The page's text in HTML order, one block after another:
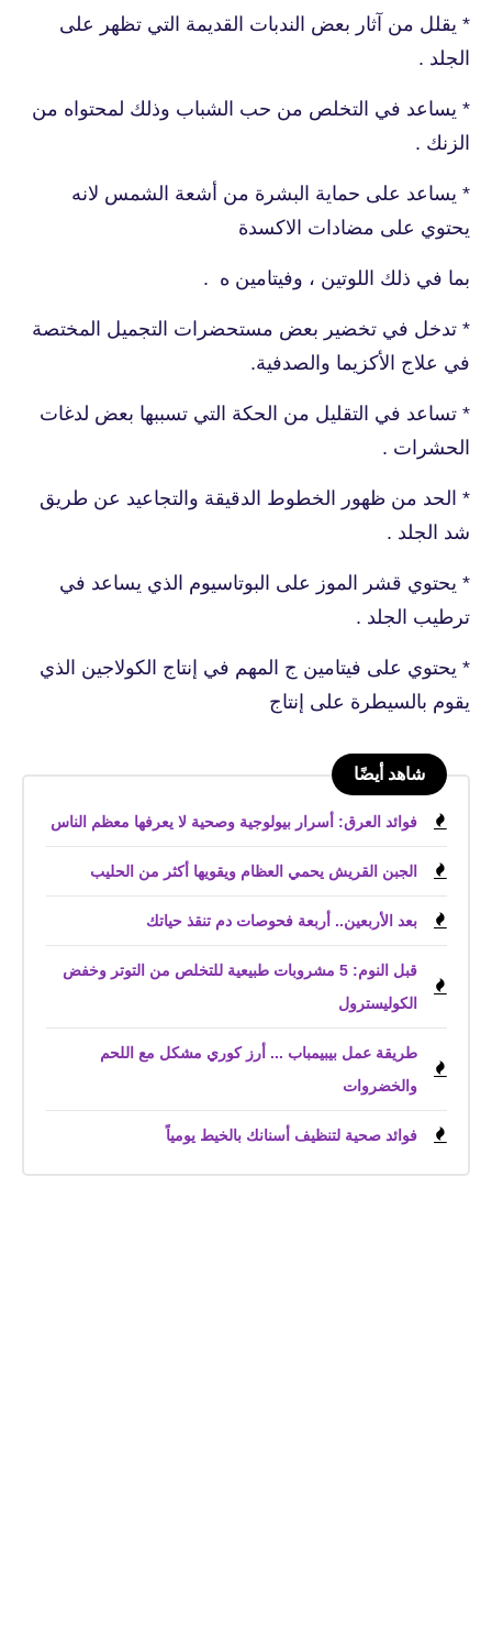
* يقلل من آثار بعض الندبات القديمة التي تظهر على
الجلد .
* يساعد في التخلص من حب الشباب وذلك لمحتواه من
الزنك .
* يساعد على حماية البشرة من أشعة الشمس لانه
يحتوي على مضادات الاكسدة
بما في ذلك اللوتين ، وفيتامين ه .
* تدخل في تخضير بعض مستحضرات التجميل المختصة
في علاج الأكزيما والصدفية.
* تساعد في التقليل من الحكة التي تسببها بعض لدغات
الحشرات .
* الحد من ظهور الخطوط الدقيقة والتجاعيد عن طريق
شد الجلد .
* يحتوي قشر الموز على البوتاسيوم الذي يساعد في
ترطيب الجلد .
* يحتوي على فيتامين ج المهم في إنتاج الكولاجين الذي
يقوم بالسيطرة على إنتاج
شاهد أيضًا
فوائد العرق: أسرار بيولوجية وصحية لا يعرفها معظم الناس
الجبن القريش يحمي العظام ويقويها أكثر من الحليب
بعد الأربعين.. أربعة فحوصات دم تنقذ حياتك
قبل النوم: 5 مشروبات طبيعية للتخلص من التوتر وخفض
الكوليسترول
طريقة عمل بيبيمباب ... أرز كوري مشكل مع اللحم
والخضروات
فوائد صحية لتنظيف أسنانك بالخيط يومياً